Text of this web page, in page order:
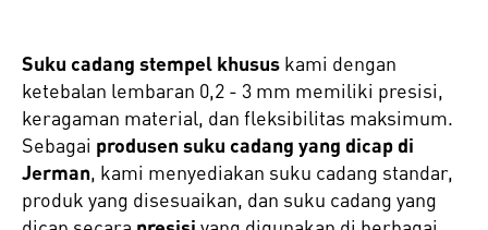
Suku cadang stempel khusus kami dengan
ketebalan lembaran 0,2 - 3 mm memiliki presisi,
keragaman material, dan fleksibilitas maksimum.
Sebagai produsen suku cadang yang dicap di
Jerman, kami menyediakan suku cadang standar,
produk yang disesuaikan, dan suku cadang yang